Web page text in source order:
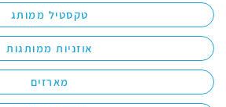
טקסטיל ממותג
אוזניות ממותגות
מארזים